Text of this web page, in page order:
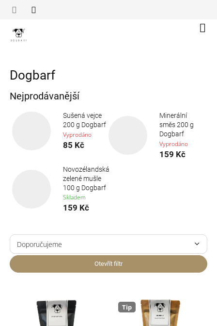
Dogbarf
Nejprodávanější
Sušená vejce
200 g Dogbarf
Vyprodáno
85 Kč
Minerální
směs 200 g
Dogbarf
Vyprodáno
159 Kč
Novozélandská
zelené mušle
100 g Dogbarf
Skladem
159 Kč
Ř
z
e
n
Doporučujeme
Nejprodávanější
Abecedně
Otevřít filtr
Tip